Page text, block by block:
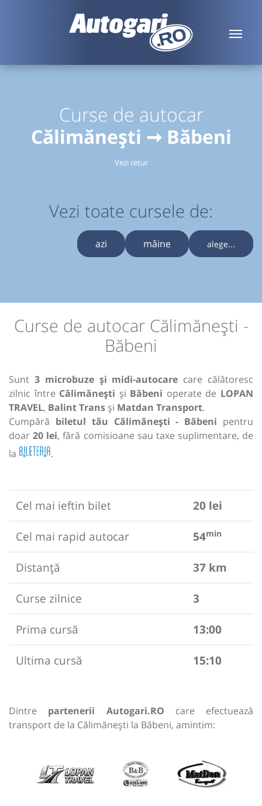
Curse de autocar
Călimănești ➞ Băbeni
Vezi retur
Vezi toate cursele de:
azi mâine alege...
Curse de autocar Călimănești -
Băbeni
Sunt 3 microbuze și midi-autocare care călătoresc
zilnic între Călimănești și Băbeni operate de LOPAN
TRAVEL, Balint Trans și Matdan Transport.
Cumpără biletul tău Călimănești - Băbeni pentru
doar20 lei, fără comisioane sau taxe suplimentare, de
la
.
Cel mai ieftin bilet
20 lei
Cel mai rapid autocar
54min
Distanță
37 km
Curse zilnice
3
Prima cursă
13:00
Ultima cursă
15:10
Dintre partenerii Autogari.RO care efectuează
transport de la Călimănești la Băbeni, amintim: